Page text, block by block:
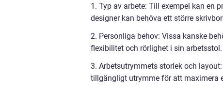
1. Typ av arbete: Till exempel kan en
designer kan behöva ett större
2. Personliga behov: Vissa kanske
flexibilitet och rörlighet i sin arbetsstol.
3. Arbetsutrymmets storlek och
tillgängligt utrymme för att maximera